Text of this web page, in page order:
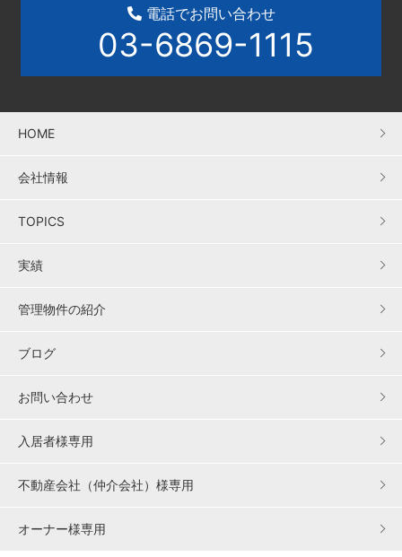
電話でお問い合わせ
03-6869-1115
HOME
会社情報
TOPICS
実績
管理物件の紹介
ブログ
お問い合わせ
入居者様専用
不動産会社（仲介会社）様専用
オーナー様専用